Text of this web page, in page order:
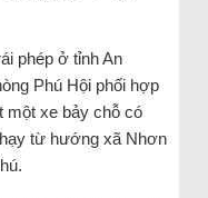
phép ở tỉnh An
Phú Hội phối hợp
một xe bảy chỗ có
từ hướng xã Nhơn